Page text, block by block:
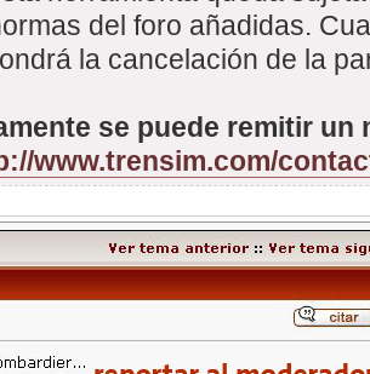
del foro añadidas.
la cancelación de la
se puede remitir un
www.trensim.com/